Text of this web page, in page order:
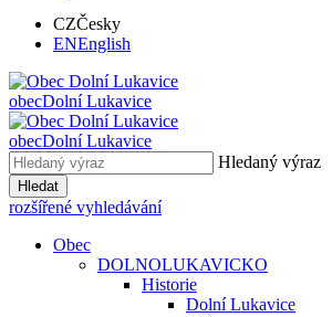
CZČesky
ENEnglish
obecDolní Lukavice
obecDolní Lukavice
Hledaný výraz
Hledat
rozšířené vyhledávání
Obec
DOLNOLUKAVICKO
Historie
Dolní Lukavice